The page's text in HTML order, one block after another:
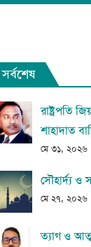
সর্বশেষ
রাষ্ট্রপতি
শাহাদাত
মে ৩১, ২০২৬
সৌহার্দ্য
মে ২৭, ২০২৬
ত্যাগ ও